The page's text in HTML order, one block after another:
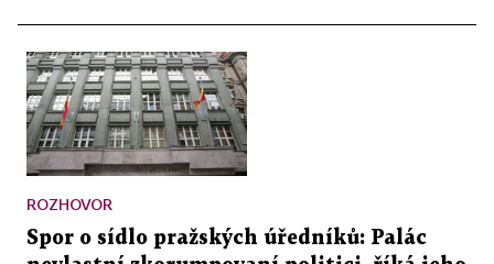
ROZHOVOR
Spor o sídlo pražských úředníků: Palác